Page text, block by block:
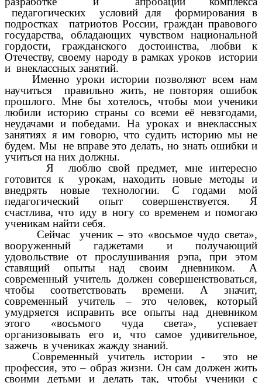
педагогических условий для формирования в
подростках патриотов России, граждан правового
государства, обладающих чувством национальной
гордости, гражданского достоинства, любви к
Отечеству, своему народу в рамках уроков истории
и внеклассных занятий.
Именно уроки истории позволяют всем нам
научиться правильно жить, не повторяя ошибок
прошлого. Мне бы хотелось, чтобы мои ученики
любили историю страны со всеми её невзгодами,
неудачами и победами. На уроках и внеклассных
занятиях я им говорю, что судить историю мы не
будем. Мы не вправе это делать, но знать ошибки и
учиться на них должны.
Я люблю свой предмет, мне интересно
готовится к урокам, находить новые методы и
внедрять новые технологии. С годами мой
педагогический опыт совершенствуется. Я
счастлива, что иду в ногу со временем и помогаю
ученикам найти себя.
Сейчас ученик – это «восьмое чудо света»,
вооруженный гаджетами и получающий
удовольствие от прослушивания рэпа, при этом
ставящий опыты над своим дневником. А
современный учитель должен совершенствоваться,
чтобы соответствовать времени. А значит,
современный учитель – это человек, который
умудряется исправить все опыты над дневником
этого «восьмого чуда света», успевает
организовывать его и, что самое удивительное,
зажечь в учениках жажду знаний.
Современный учитель истории - это не
профессия, это – образ жизни. Он сам должен жить
своими детьми и делать так, чтобы ученики с